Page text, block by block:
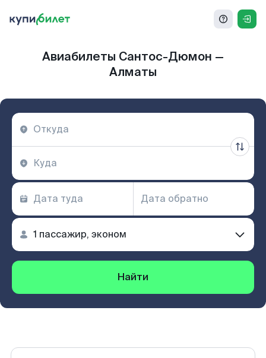
Авиабилеты Сантос-Дюмон —
Алматы
Найти